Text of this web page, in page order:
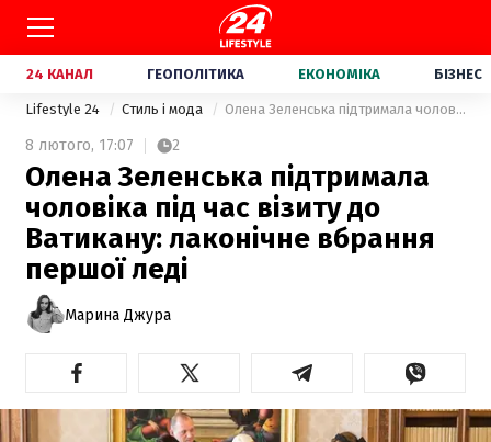
24 КАНАЛ ГЕОПОЛІТИКА ЕКОНОМІКА БІЗНЕС
Lifestyle 24 Стиль і мода Олена Зеленська підтримала чоловіка під час візиту до Ватикану: лаконічне вбрання першої леді
8 лютого, 17:07 2
Олена Зеленська підтримала
чоловіка під час візиту до
Ватикану: лаконічне вбрання
першої леді
Марина Джура